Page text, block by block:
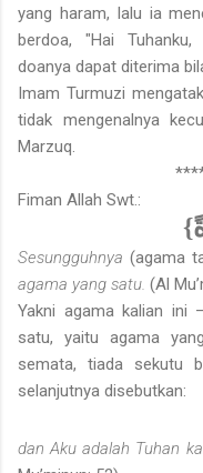
yang haram, lalu ia
berdoa, "Hai Tuhanku,
doanya dapat diterima
Imam Turmuzi
tidak mengenalnya
Marzuq.
Fiman Allah Swt.:
Sesungguhnya (agama
agama yang satu. (Al
Yakni agama kalian ini
satu, yaitu agama
semata, tiada sekutu
selanjutnya disebutkan:
dan Aku adalah Tuhan